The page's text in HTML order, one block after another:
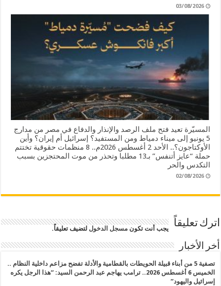
03/08/2026
المسيّرة تعيد فتح ملف الرصد والإنذار والدفاع في مصر من مدارج
5 يونيو إلى ميناء دمياط ومن المستفيد؟ إسرائيل أم إيران؟ وأين
الأوكتاجون؟.. الأحد 2 أغسطس 2026م.. 8 منظمات حقوقية تختتم
حملة “عايز أتنفس” بـ13 مطلبا وتحذر من موت المحتجزين بسبب
التكدس والحر
02/08/2026
اترك تعليقاً يجب أنت تكونمسجل الدخول لتضيف تعليقاً.
أخر الأخبار
تصفية 5 من أبناء قبيلة الحويطات بالقطامية والأدلة تفضح مزاعم داخلية النظام ..
الخميس 6 أغسطس 2026.. ترامب يهاجم عبد الرحمن السيد: “هذا الرجل يكره
إسرائيل واليهود”